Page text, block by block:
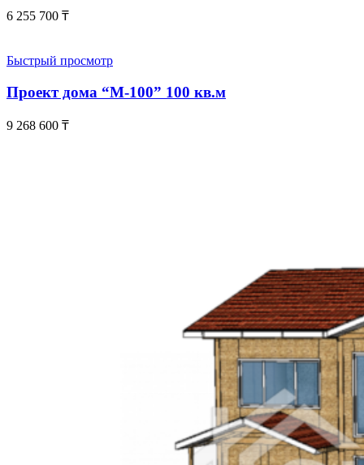
6 255 700 ₸
Быстрый просмотр
Проект дома “М-100” 100 кв.м
9 268 600 ₸